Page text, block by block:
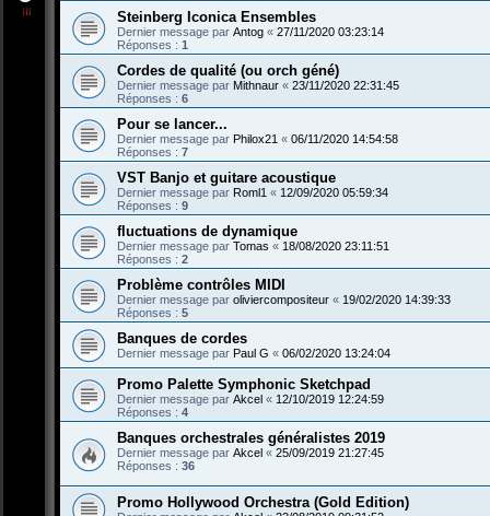
Steinberg Iconica Ensembles
Dernier message par Antog « 27/11/2020 03:23:14
Réponses : 1
Cordes de qualité (ou orch géné)
Dernier message par Mithnaur « 23/11/2020 22:31:45
Réponses : 6
Pour se lancer...
Dernier message par Philox21 « 06/11/2020 14:54:58
Réponses : 7
VST Banjo et guitare acoustique
Dernier message par Roml1 « 12/09/2020 05:59:34
Réponses : 9
fluctuations de dynamique
Dernier message par Tomas « 18/08/2020 23:11:51
Réponses : 2
Problème contrôles MIDI
Dernier message par oliviercompositeur « 19/02/2020 14:39:33
Réponses : 5
Banques de cordes
Dernier message par Paul G « 06/02/2020 13:24:04
Promo Palette Symphonic Sketchpad
Dernier message par Akcel « 12/10/2019 12:24:59
Réponses : 4
Banques orchestrales généralistes 2019
Dernier message par Akcel « 25/09/2019 21:27:45
Réponses : 36
Promo Hollywood Orchestra (Gold Edition)